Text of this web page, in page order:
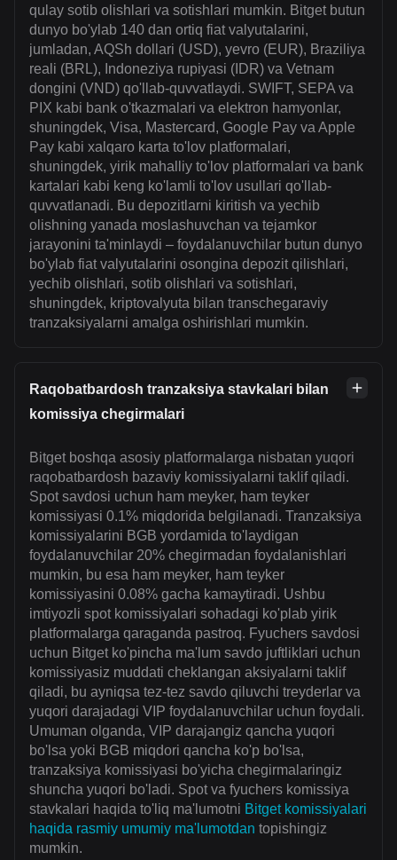
qulay sotib olishlari va sotishlari mumkin. Bitget butun
dunyo bo'ylab 140 dan ortiq fiat valyutalarini,
jumladan, AQSh dollari (USD), yevro (EUR), Braziliya
reali (BRL), Indoneziya rupiyasi (IDR) va Vetnam
dongini (VND) qo'llab-quvvatlaydi. SWIFT, SEPA va
PIX kabi bank o'tkazmalari va elektron hamyonlar,
shuningdek, Visa, Mastercard, Google Pay va Apple
Pay kabi xalqaro karta to'lov platformalari,
shuningdek, yirik mahalliy to'lov platformalari va bank
kartalari kabi keng ko'lamli to'lov usullari qo'llab-
quvvatlanadi. Bu depozitlarni kiritish va yechib
olishning yanada moslashuvchan va tejamkor
jarayonini ta'minlaydi – foydalanuvchilar butun dunyo
bo'ylab fiat valyutalarini osongina depozit qilishlari,
yechib olishlari, sotib olishlari va sotishlari,
shuningdek, kriptovalyuta bilan transchegaraviy
tranzaksiyalarni amalga oshirishlari mumkin.
Raqobatbardosh tranzaksiya stavkalari bilan
komissiya chegirmalari
Bitget boshqa asosiy platformalarga nisbatan yuqori
raqobatbardosh bazaviy komissiyalarni taklif qiladi.
Spot savdosi uchun ham meyker, ham teyker
komissiyasi 0.1% miqdorida belgilanadi. Tranzaksiya
komissiyalarini BGB yordamida to'laydigan
foydalanuvchilar 20% chegirmadan foydalanishlari
mumkin, bu esa ham meyker, ham teyker
komissiyasini 0.08% gacha kamaytiradi. Ushbu
imtiyozli spot komissiyalari sohadagi ko'plab yirik
platformalarga qaraganda pastroq. Fyuchers savdosi
uchun Bitget ko'pincha ma'lum savdo juftliklari uchun
komissiyasiz muddati cheklangan aksiyalarni taklif
qiladi, bu ayniqsa tez-tez savdo qiluvchi treyderlar va
yuqori darajadagi VIP foydalanuvchilar uchun foydali.
Umuman olganda, VIP darajangiz qancha yuqori
bo'lsa yoki BGB miqdori qancha ko'p bo'lsa,
tranzaksiya komissiyasi bo'yicha chegirmalaringiz
shuncha yuqori bo'ladi. Spot va fyuchers komissiya
stavkalari haqida to'liq ma'lumotni Bitget komissiyalari
haqida rasmiy umumiy ma'lumotdan topishingiz
mumkin.